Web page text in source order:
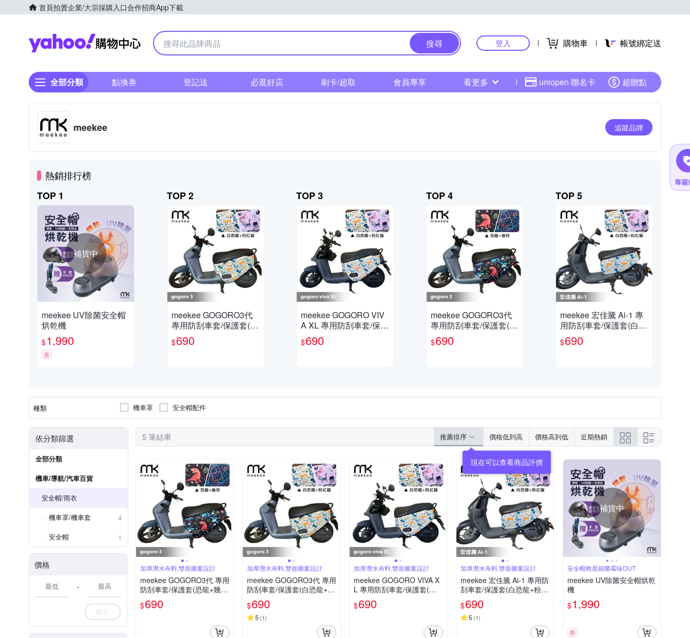
首頁拍賣企業/大宗採購入口合作招商App下載
Yahoo購物中心
搜尋 登入 購物車 帳號綁定送
全部分類 點換券 登記送 必逛好店 刷卡/超取 會員專享 看更多 uniopen 聯名卡 超贈點
meekee 追蹤品牌
熱銷排行榜
TOP 1
補貨中
meekee UV除菌安全帽
烘乾機
$1,990
券
TOP 2
meekee GOGORO3代
專用防刮車套/保護套(白
恐龍+粉紅貓)
$690
TOP 3
meekee GOGORO VIV
A XL 專用防刮車套/保護
套(白恐龍+粉紅貓)
$690
TOP 4
meekee GOGORO3代
專用防刮車套/保護套(恐
龍+幾何)
$690
TOP 5
meekee 宏佳騰 Ai-1 專
用防刮車套/保護套(白恐
龍+粉紅貓)
$690
種類 機車罩 安全帽配件
依分類篩選
全部分類
機車/導航/汽車百貨
安全帽/雨衣
機車罩/機車套
4
安全帽
1
價格
-
確定
5 筆結果 推薦排序 價格低到高 價格高到低 近期熱銷
現在可以查看商品評價
加厚潛水布料,雙面圖案設計
meekee GOGORO3代 專用
防刮車套/保護套(恐龍+幾
何)
$690
加厚潛水布料,雙面圖案設計
meekee GOGORO3代 專用
防刮車套/保護套(白恐龍+粉
紅貓)
$690
5 (1)
加厚潛水布料,雙面圖案設計
meekee GOGORO VIVA X
L 專用防刮車套/保護套(白
恐龍+粉紅貓)
$690
加厚潛水布料,雙面圖案設計
meekee 宏佳騰 Ai-1 專用防
刮車套/保護套(白恐龍+粉紅
貓)
$690
5 (1)
補貨中
安全帽救星細菌霉味OUT
meekee UV除菌安全帽烘乾
機
$1,990
券